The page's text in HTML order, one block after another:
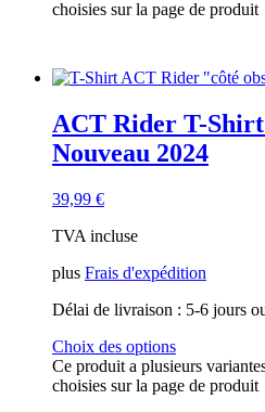
choisies sur la page de produit
ACT Rider T-
Nouveau 2024
39,99 €
TVA incluse
plus Frais d'expédition
Délai de livraison : 5-6 jours
Choix des options
Ce produit a plusieurs
choisies sur la page de produit